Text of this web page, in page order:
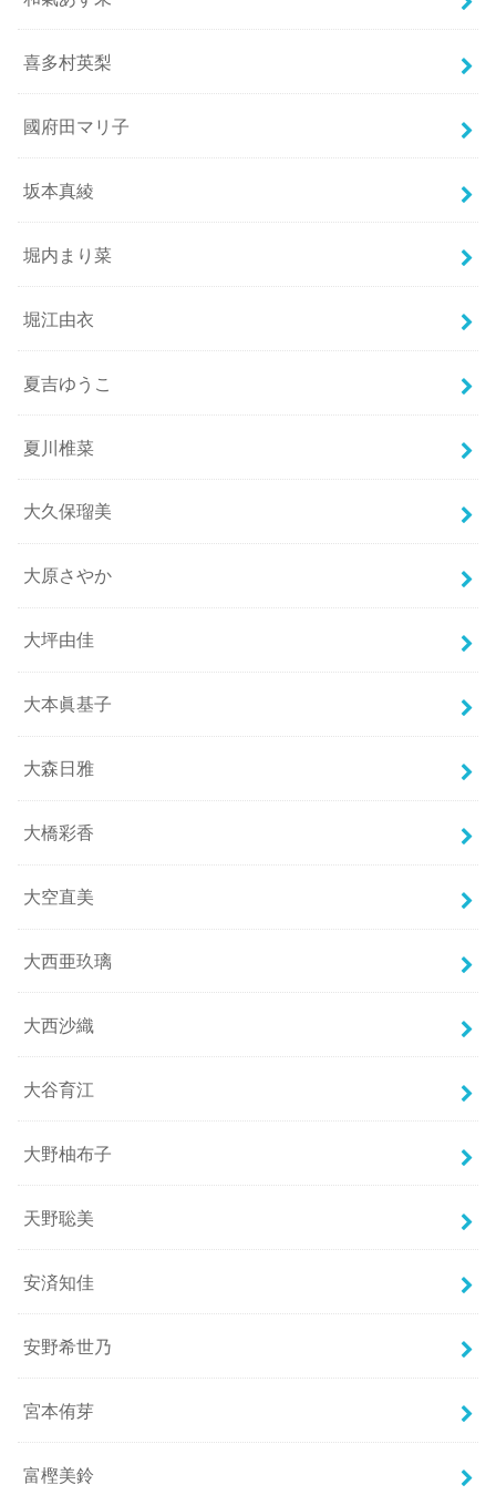
喜多村英梨
國府田マリ子
坂本真綾
堀内まり菜
堀江由衣
夏吉ゆうこ
夏川椎菜
大久保瑠美
大原さやか
大坪由佳
大本眞基子
大森日雅
大橋彩香
大空直美
大西亜玖璃
大西沙織
大谷育江
大野柚布子
天野聡美
安済知佳
安野希世乃
宮本侑芽
富樫美鈴